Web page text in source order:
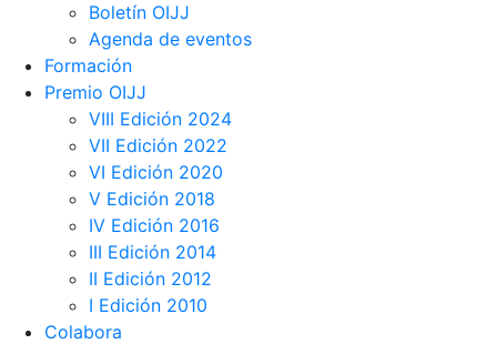
Boletín OIJJ
Agenda de eventos
Formación
Premio OIJJ
VIII Edición 2024
VII Edición 2022
VI Edición 2020
V Edición 2018
IV Edición 2016
III Edición 2014
II Edición 2012
I Edición 2010
Colabora